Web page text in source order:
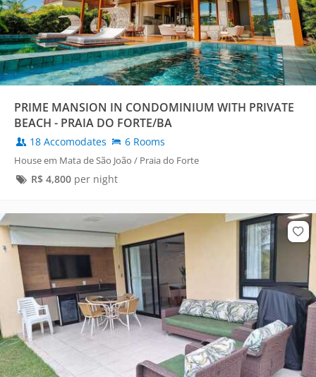
PRIME MANSION IN CONDOMINIUM WITH PRIVATE
BEACH - PRAIA DO FORTE/BA
18 Accomodates 6 Rooms
House em Mata de São João / Praia do Forte
R$ 4,800per night